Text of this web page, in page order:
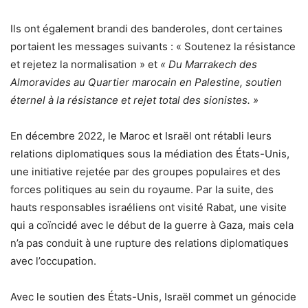
Ils ont également brandi des banderoles, dont certaines
portaient les messages suivants : « Soutenez la résistance
et rejetez la normalisation » et « Du Marrakech des
Almoravides au Quartier marocain en Palestine, soutien
éternel à la résistance et rejet total des sionistes. »
En décembre 2022, le Maroc et Israël ont rétabli leurs
relations diplomatiques sous la médiation des États-Unis,
une initiative rejetée par des groupes populaires et des
forces politiques au sein du royaume. Par la suite, des
hauts responsables israéliens ont visité Rabat, une visite
qui a coïncidé avec le début de la guerre à Gaza, mais cela
n’a pas conduit à une rupture des relations diplomatiques
avec l’occupation.
Avec le soutien des États-Unis, Israël commet un génocide